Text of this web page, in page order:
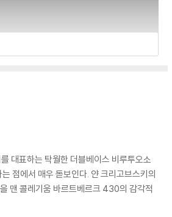
대표하는 탁월한 더블베이스 비루투오소
점에서 매우 돋보인다. 얀 크리고브스키의
맨 콜레기움 바르트베르크 430의 감각적